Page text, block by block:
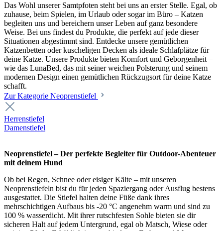
Das Wohl unserer Samtpfoten steht bei uns an erster Stelle. Egal, ob
zuhause, beim Spielen, im Urlaub oder sogar im Büro – Katzen
begleiten uns und bereichern unser Leben auf ganz besondere
Weise. Bei uns findest du Produkte, die perfekt auf jede dieser
Situationen abgestimmt sind. Entdecke unsere gemütlichen
Katzenbetten oder kuscheligen Decken als ideale Schlafplätze für
deine Katze. Unsere Produkte bieten Komfort und Geborgenheit –
wie das LunaBed, das mit seiner weichen Polsterung und seinem
modernen Design einen gemütlichen Rückzugsort für deine Katze
schafft.
Zur Kategorie Neoprenstiefel
Herrenstiefel
Damenstiefel
Neoprenstiefel – Der perfekte Begleiter für Outdoor-Abenteuer
mit deinem Hund
Ob bei Regen, Schnee oder eisiger Kälte – mit unseren
Neoprenstiefeln bist du für jeden Spaziergang oder Ausflug bestens
ausgestattet. Die Stiefel halten deine Füße dank ihres
mehrschichtigen Aufbaus bis -20 °C angenehm warm und sind zu
100 % wasserdicht. Mit ihrer rutschfesten Sohle bieten sie dir
sicheren Halt auf jedem Untergrund, egal ob Matsch, Wiese oder